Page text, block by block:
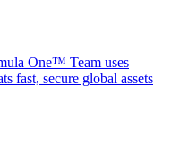
One™ Team uses
fast, secure global assets